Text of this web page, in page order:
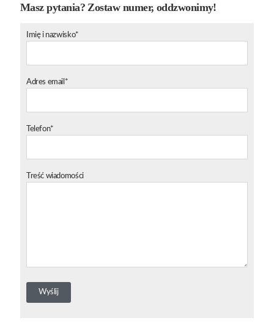
Masz pytania? Zostaw numer, oddzwonimy!
Imię i nazwisko*
Adres email*
Telefon*
Treść wiadomości